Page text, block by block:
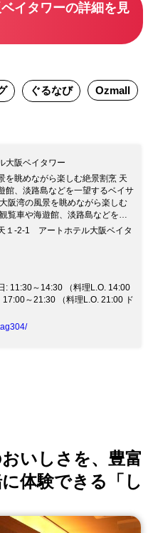
イタワーの詳細を見
ぐるなび Ozmall
大阪ベイタワー
を眺めながら楽しむ絶景割烹 天
館、淡路島などを一望するベイサ
阪湾の風景を眺めながら楽しむ
覧車や海遊館、淡路島などを一
ー割烹みなとでは、時折々の新鮮
ています。 より新鮮で素材の味
の魚を調理することも。 日本酒
をご用意しております。 美味し
みください。
１-2-1 アートホテル大阪ベイタ
: 11:30～14:30 （料理L.O. 14:00
17:00～21:30 （料理L.O. 21:00 ド
いしさを、豊富
体験できる「し